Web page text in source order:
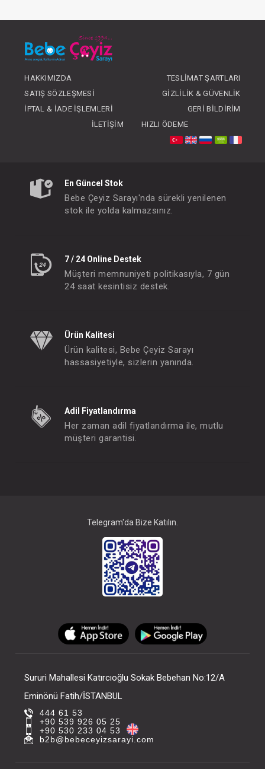
HAKKIMIZDA
TESLIMAT ŞARTLARI
SATIŞ SÖZLEŞMESI
GIZLILIK & GÜVENLIK
İPTAL & İADE İŞLEMLERI
GERI BILDIRIM
İLETIŞIM
HIZLI ÖDEME
En Güncel Stok
Bebe Çeyiz Sarayı'nda sürekli yenilenen
stok ile yolda kalmazsınız.
7 / 24 Online Destek
Müşteri memnuniyeti politikasıyla, 7 gün
24 saat kesintisiz destek.
Ürün Kalitesi
Ürün kalitesi, Bebe Çeyiz Sarayı
hassasiyetiyle, sizlerin yanında.
Adil Fiyatlandırma
Her zaman adil fiyatlandırma ile, mutlu
müşteri garantisi.
Telegram'da Bize Katılın.
Sururi Mahallesi Katırcıoğlu Sokak Bebehan No:12/A
Eminönü Fatih/İSTANBUL
444 61 53
+90 539 926 05 25
+90 530 233 04 53
b2b@bebeceyizsarayi.com